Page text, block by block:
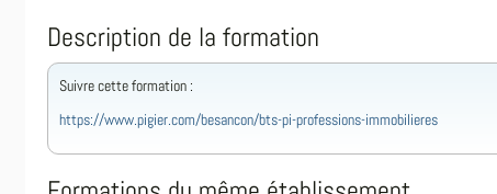
Description de la formation
Suivre cette formation :
https://www.pigier.com/besancon/bts-pi-professions-immobilieres